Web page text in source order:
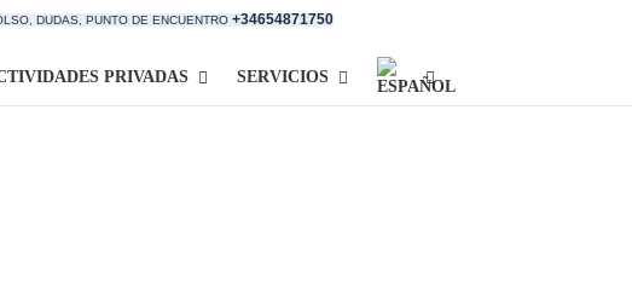
DUDAS, PUNTO DE ENCUENTRO +34654871750
PRIVADAS SERVICIOS